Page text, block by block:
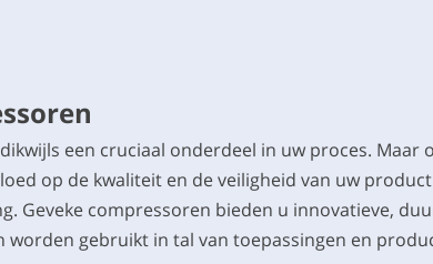
een cruciaal onderdeel in uw proces. Maar
op de kwaliteit en de veiligheid van uw
Geveke compressoren bieden u innovatieve,
worden gebruikt in tal van toepassingen en